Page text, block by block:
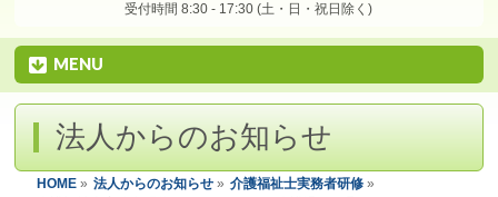
受付時間 8:30 - 17:30 (土・日・祝日除く)
MENU
法人からのお知らせ
HOME » 法人からのお知らせ » 介護福祉士実務者研修 »